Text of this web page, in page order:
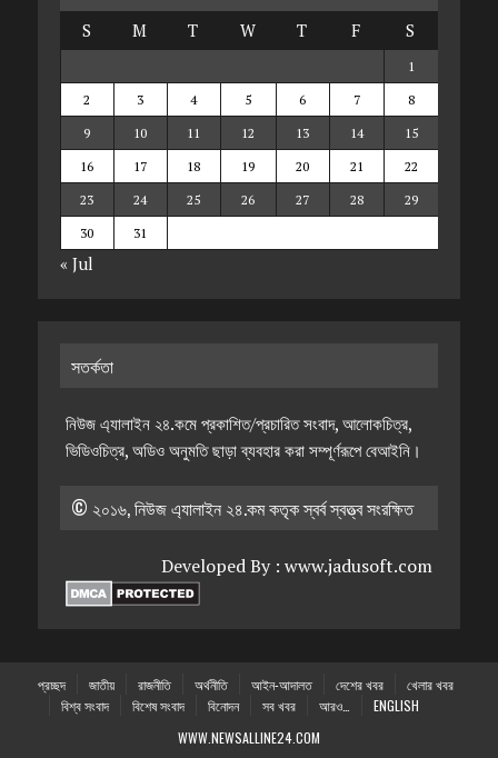
S
M T W T F S
1
2
3 4 5 6 7
8
9
10 11 12 13 14
15
16
17 18 19 20 21
22
23
24 25 26 27 28
29
30
31
« Jul
সতর্কতা
নিউজ এ্যালাইন ২৪.কমে প্রকাশিত/প্রচারিত সংবাদ, আলোকচিত্র,
ভিডিওচিত্র, অডিও অনুমতি ছাড়া ব্যবহার করা সম্পূর্ণরূপে বেআইনি।
© ২০১৬, নিউজ এ্যালাইন ২৪.কম কতৃক স্বর্ব স্বত্ত্ব সংরক্ষিত
Developed By :www.jadusoft.com
প্রচ্ছদ জাতীয় রাজনীতি অর্থনীতি আইন-আদালত দেশের খবর
খেলার খবর
বিশ্ব সংবাদ
বিশেষ সংবাদ বিনোদন সব খবর আরও…
ENGLISH
WWW.NEWSALLINE24.COM